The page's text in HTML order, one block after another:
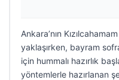
Ankara’nın
yaklaşırken, bayram
için hummalı hazırlık
yöntemlerle hazırlanan